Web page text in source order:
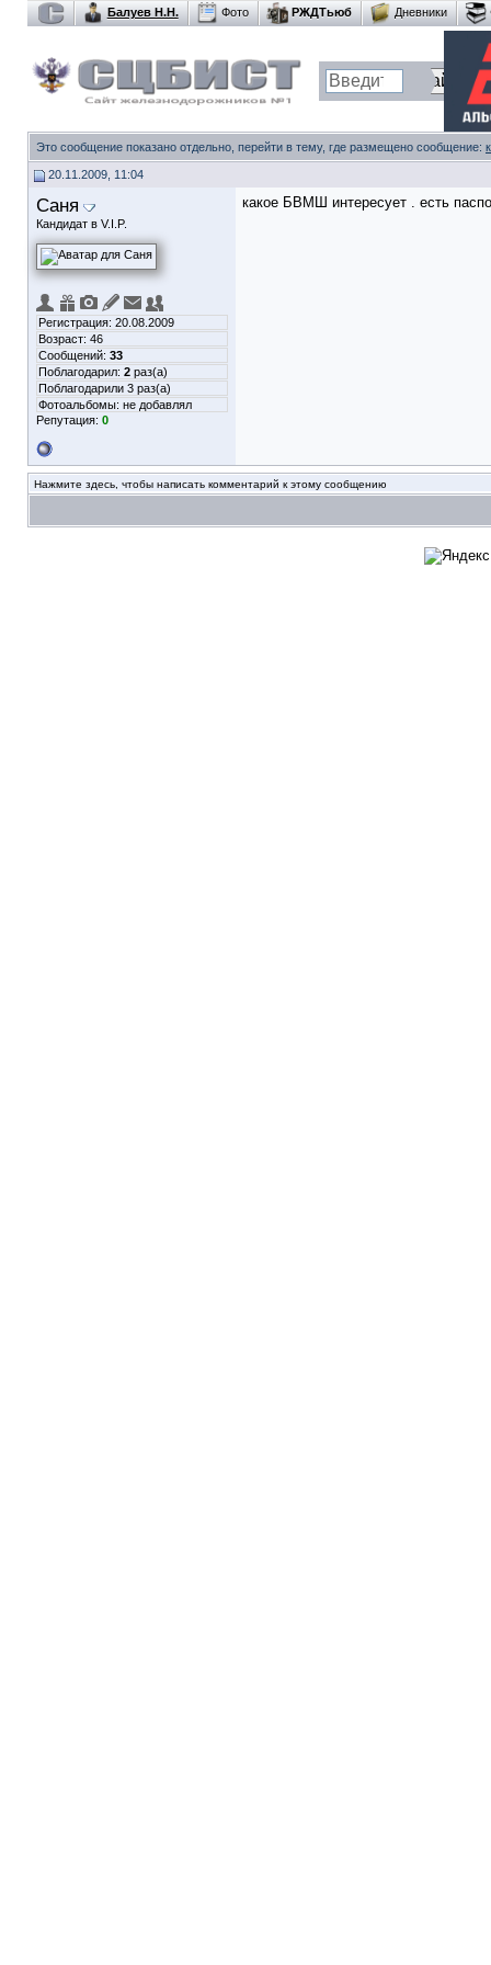
Балуев Н.Н. Фото РЖДТьюб Дневники
Это сообщение показано отдельно, перейти в тему, где размещено сообщение:
20.11.2009, 11:04
Саня
Кандидат в V.I.P.
Регистрация: 20.08.2009
Возраст: 46
Сообщений: 33
Поблагодарил: 2 раз(а)
Поблагодарили 3 раз(а)
Фотоальбомы: не добавлял
Репутация: 0
какое БВМШ интересует . есть
Нажмите здесь, чтобы написать комментарий к этому сообщению